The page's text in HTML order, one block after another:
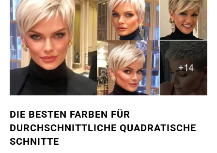
DIE BESTEN FARBEN FÜR
DURCHSCHNITTLICHE QUADRATISCHE
SCHNITTE